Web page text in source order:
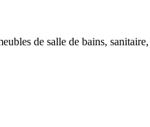
de salle de bains,